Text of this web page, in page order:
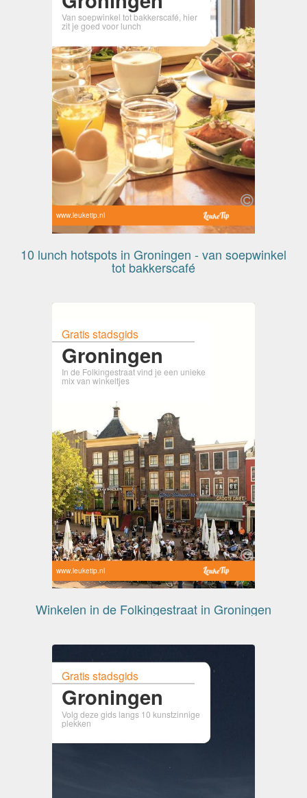
Van soepwinkel tot bakkerscafé, hier
zit je goed voor lunch
www.leuketip.nl
10 lunch hotspots in Groningen - van soepwinkel
tot bakkerscafé
Gratis stadsgids
Groningen
In de Folkingestraat vind je een unieke
mix van winkeltjes
www.leuketip.nl
Winkelen in de Folkingestraat in Groningen
Gratis stadsgids
Groningen
Volg deze gids langs 10 kunstzinnige
plekken